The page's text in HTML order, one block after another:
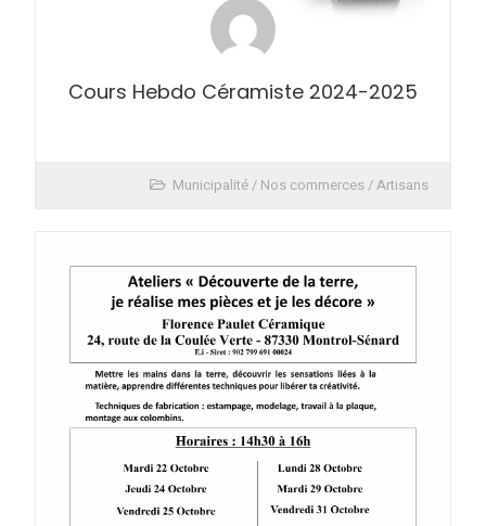
Cours Hebdo Céramiste 2024-2025
Municipalité/ Nos commerces / Artisans